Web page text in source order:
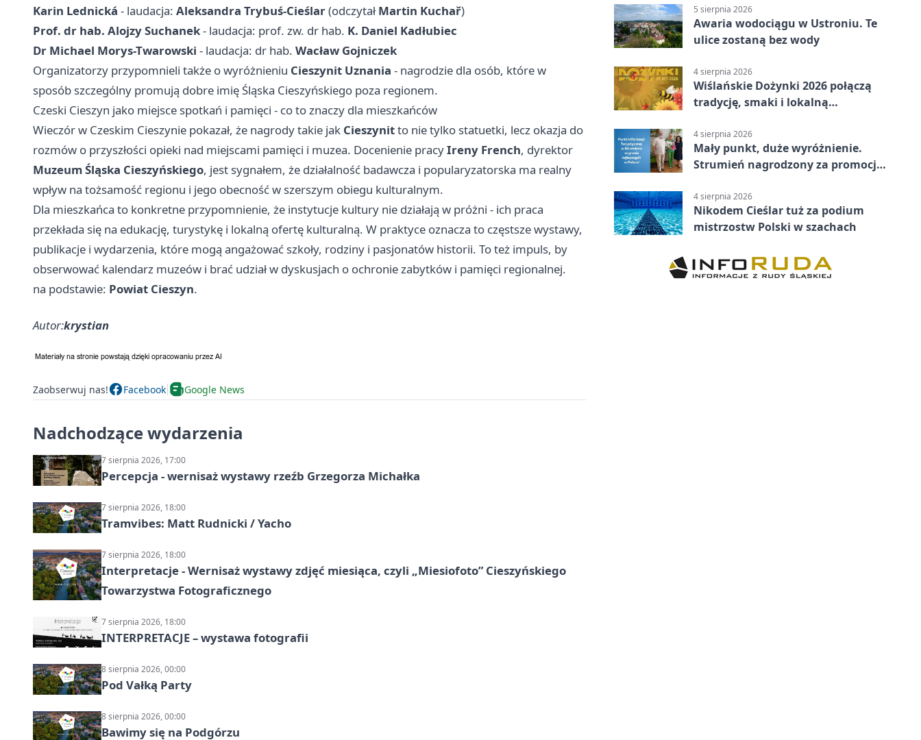
Karin Lednická - laudacja: Aleksandra Trybuś-Cieślar(odczytałMartin Kuchař)
Prof. dr hab. Alojzy Suchanek- laudacja: prof. zw. dr hab. K. Daniel Kadłubiec
Dr Michael Morys-Twarowski - laudacja: dr hab. Wacław Gojniczek
Organizatorzy przypomnieli także o wyróżnieniu Cieszynit Uznania - nagrodzie dla osób, które w
sposób szczególny promują dobre imię Śląska Cieszyńskiego poza regionem.
Czeski Cieszyn jako miejsce spotkań i pamięci - co to znaczy dla mieszkańców
Wieczór w Czeskim Cieszynie pokazał, że nagrody takie jak Cieszynitto nie tylko statuetki, lecz okazja do
rozmów o przyszłości opieki nad miejscami pamięci i muzea. Docenienie pracyIreny French, dyrektor
Muzeum Śląska Cieszyńskiego, jest sygnałem, że działalność badawcza i popularyzatorska ma realny
wpływ na tożsamość regionu i jego obecność w szerszym obiegu kulturalnym.
Dla mieszkańca to konkretne przypomnienie, że instytucje kultury nie działają w próżni - ich praca
przekłada się na edukację, turystykę i lokalną ofertę kulturalną. W praktyce oznacza to częstsze wystawy,
publikacje i wydarzenia, które mogą angażować szkoły, rodziny i pasjonatów historii. To też impuls, by
obserwować kalendarz muzeów i brać udział w dyskusjach o ochronie zabytków i pamięci regionalnej.
na podstawie: Powiat Cieszyn.
Autor:krystian
Zaobserwuj nas! Facebook Google News
Nadchodzące wydarzenia
7 sierpnia 2026, 17:00
Percepcja - wernisaż wystawy rzeźb Grzegorza Michałka
7 sierpnia 2026, 18:00
Tramvibes: Matt Rudnicki / Yacho
7 sierpnia 2026, 18:00
Interpretacje - Wernisaż wystawy zdjęć miesiąca, czyli „Miesiofoto” Cieszyńskiego
Towarzystwa Fotograficznego
7 sierpnia 2026, 18:00
INTERPRETACJE – wystawa fotografii
8 sierpnia 2026, 00:00
Pod Vałką Party
8 sierpnia 2026, 00:00
Bawimy się na Podgórzu
5 sierpnia 2026
Awaria wodociągu w Ustroniu. Te
ulice zostaną bez wody
4 sierpnia 2026
Wiślańskie Dożynki 2026 połączą
tradycję, smaki i lokalną
4 sierpnia 2026
Mały punkt, duże wyróżnienie.
Strumień nagrodzony za promocję
4 sierpnia 2026
Nikodem Cieślar tuż za podium
mistrzostw Polski w szachach